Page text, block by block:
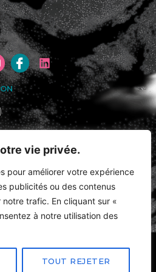
vie privée.
pour améliorer votre expérience
publicités ou des contenus
trafic. En cliquant sur «
à notre utilisation des
TOUT REJETER
Sitemap